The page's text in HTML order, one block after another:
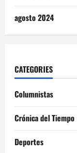
agosto 2024
CATEGORIES
Columnistas
Crónica del Tiempo
Deportes